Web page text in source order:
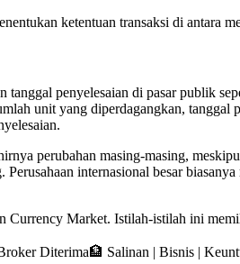
ketentuan transaksi di antara
penyelesaian di pasar publik
unit yang diperdagangkan,
perubahan masing-masing,
internasional besar
Market. Istilah-istilah ini
Diterima🏦 Salinan | Bisnis |